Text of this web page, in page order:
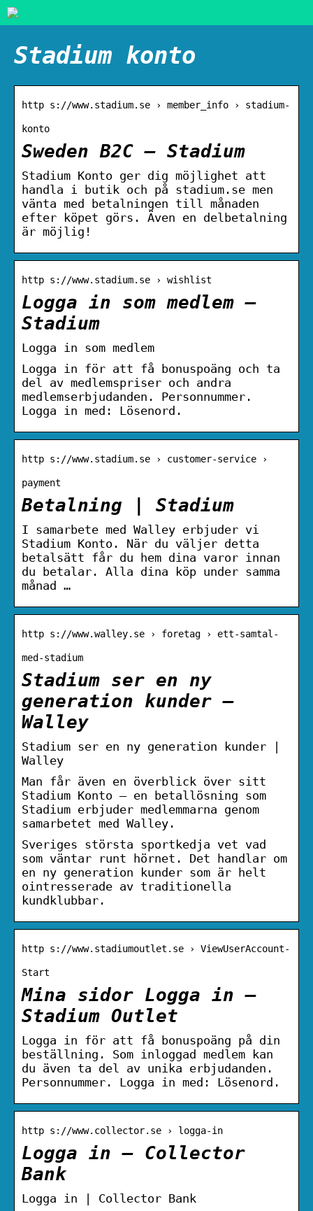
Stadium konto
http s://www.stadium.se › member_info › stadium-
konto
Sweden B2C – Stadium
Stadium Konto ger dig möjlighet att
handla i butik och på stadium.se men
vänta med betalningen till månaden
efter köpet görs. Även en delbetalning
är möjlig!
http s://www.stadium.se › wishlist
Logga in som medlem –
Stadium
Logga in som medlem
Logga in för att få bonuspoäng och ta
del av medlemspriser och andra
medlemserbjudanden. Personnummer.
Logga in med: Lösenord.
http s://www.stadium.se › customer-service ›
payment
Betalning | Stadium
I samarbete med Walley erbjuder vi
Stadium Konto. När du väljer detta
betalsätt får du hem dina varor innan
du betalar. Alla dina köp under samma
månad …
http s://www.walley.se › foretag › ett-samtal-
med-stadium
Stadium ser en ny
generation kunder –
Walley
Stadium ser en ny generation kunder |
Walley
Man får även en överblick över sitt
Stadium Konto – en betallösning som
Stadium erbjuder medlemmarna genom
samarbetet med Walley.
Sveriges största sportkedja vet vad
som väntar runt hörnet. Det handlar om
en ny generation kunder som är helt
ointresserade av traditionella
kundklubbar.
http s://www.stadiumoutlet.se › ViewUserAccount-
Start
Mina sidor Logga in –
Stadium Outlet
Logga in för att få bonuspoäng på din
beställning. Som inloggad medlem kan
du även ta del av unika erbjudanden.
Personnummer. Logga in med: Lösenord.
http s://www.collector.se › logga-in
Logga in – Collector
Bank
Logga in | Collector Bank